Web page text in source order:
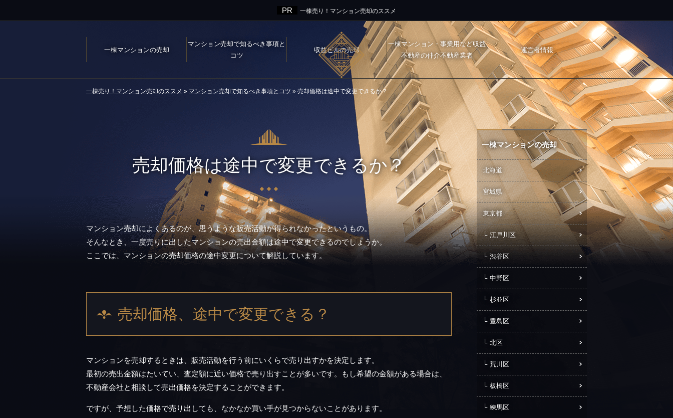
一棟売り！マンション売却のススメ
一棟マンションの売却
マンション売却で知るべき事項と
コツ
収益ビルの売却
一棟マンション・事業用など収益
不動産の仲介不動産業者
運営者情報
一棟売り！マンション売却のススメ » マンション売却で知るべき事項とコツ » 売却価格は途中で変更できるか？
売却価格は途中で変更できるか？
マンション売却によくあるのが、思うような販売活動が得られなかったというもの。
そんなとき、一度売りに出したマンションの売出金額は途中で変更できるのでしょうか。
ここでは、マンションの売却価格の途中変更について解説しています。
売却価格、途中で変更できる？
マンションを売却するときは、販売活動を行う前にいくらで売り出すかを決定します。
最初の売出金額はたいてい、査定額に近い価格で売り出すことが多いです。もし希望の金額がある場合は、
不動産会社と相談して売出価格を決定することができます。
ですが、予想した価格で売り出しても、なかなか買い手が見つからないことがあります。
一棟マンションの売却
北海道
宮城県
東京都
江戸川区
渋谷区
中野区
杉並区
豊島区
北区
荒川区
板橋区
練馬区